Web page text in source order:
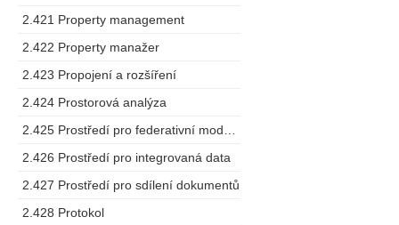
2.421 Property management
2.422 Property manažer
2.423 Propojení a rozšíření
2.424 Prostorová analýza
2.426 Prostředí pro integrovaná data
2.427 Prostředí pro sdílení dokumentů
2.428 Protokol